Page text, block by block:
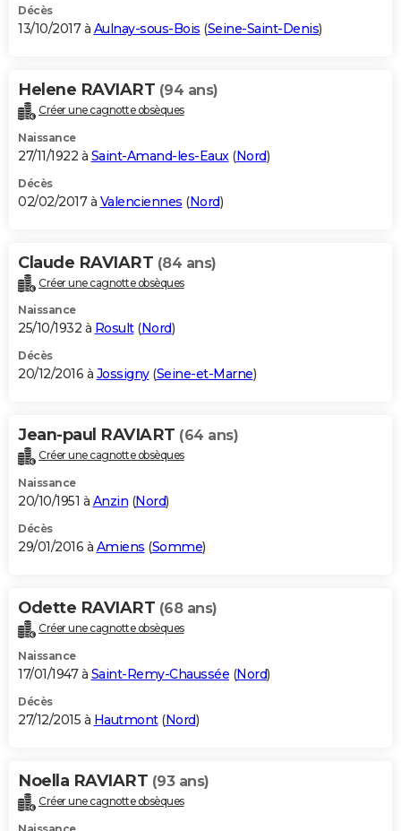
Décès
13/10/2017 à Aulnay-sous-Bois (Seine-Saint-Denis)
Helene RAVIART (94 ans)
Créer une cagnotte obsèques
Naissance
27/11/1922 à Saint-Amand-les-Eaux (Nord)
Décès
02/02/2017 à Valenciennes (Nord)
Claude RAVIART (84 ans)
Créer une cagnotte obsèques
Naissance
25/10/1932 à Rosult(Nord)
Décès
20/12/2016 à Jossigny(Seine-et-Marne)
Jean-paul RAVIART (64 ans)
Créer une cagnotte obsèques
Naissance
20/10/1951 à Anzin (Nord)
Décès
29/01/2016 à Amiens (Somme)
Odette RAVIART (68 ans)
Créer une cagnotte obsèques
Naissance
17/01/1947 à Saint-Remy-Chaussée (Nord)
Décès
27/12/2015 à Hautmont(Nord)
Noella RAVIART (93 ans)
Créer une cagnotte obsèques